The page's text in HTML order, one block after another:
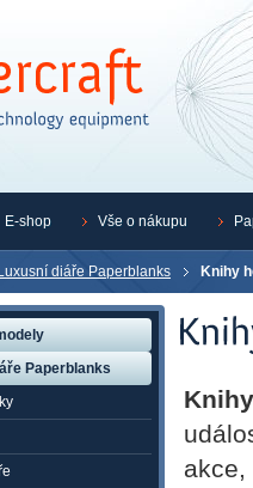
Luxusní diáře Paperblanks Knihy
Paperblanks
E-shop Vše o nákupu